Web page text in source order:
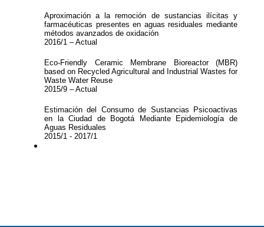
Aproximación a la remoción de sustancias ilícitas y
farmacéuticas presentes en aguas residuales mediante
métodos avanzados de oxidación
2016/1 – Actual
Eco-Friendly Ceramic Membrane Bioreactor (MBR)
based on Recycled Agricultural and Industrial Wastes for
Waste Water Reuse
2015/9 – Actual
Estimación del Consumo de Sustancias Psicoactivas
en la Ciudad de Bogotá Mediante Epidemiología de
Aguas Residuales
2015/1 - 2017/1